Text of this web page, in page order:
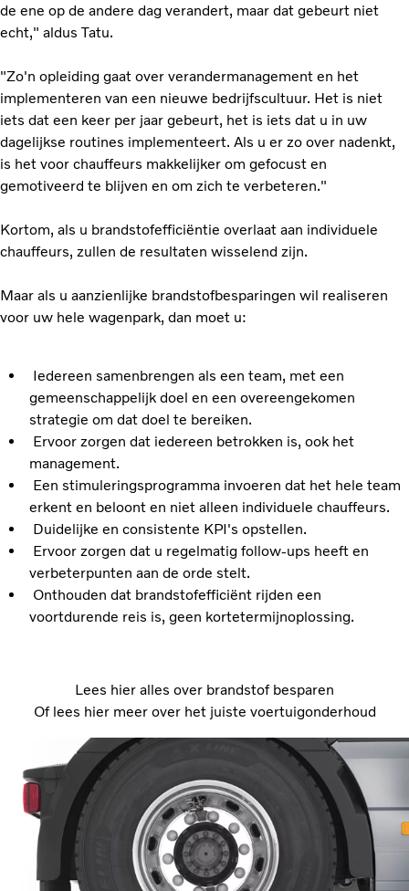
de ene op de andere dag verandert, maar dat gebeurt niet
echt," aldus Tatu.
"Zo'n opleiding gaat over verandermanagement en het
implementeren van een nieuwe bedrijfscultuur. Het is niet
iets dat een keer per jaar gebeurt, het is iets dat u in uw
dagelijkse routines implementeert. Als u er zo over nadenkt,
is het voor chauffeurs makkelijker om gefocust en
gemotiveerd te blijven en om zich te verbeteren."
Kortom, als u brandstofefficiëntie overlaat aan individuele
chauffeurs, zullen de resultaten wisselend zijn.
Maar als u aanzienlijke brandstofbesparingen wil realiseren
voor uw hele wagenpark, dan moet u:
Iedereen samenbrengen als een team, met een
gemeenschappelijk doel en een overeengekomen
strategie om dat doel te bereiken.
Ervoor zorgen dat iedereen betrokken is, ook het
management.
Een stimuleringsprogramma invoeren dat het hele team
erkent en beloont en niet alleen individuele chauffeurs.
Duidelijke en consistente KPI's opstellen.
Ervoor zorgen dat u regelmatig follow-ups heeft en
verbeterpunten aan de orde stelt.
Onthouden dat brandstofefficiënt rijden een
voortdurende reis is, geen kortetermijnoplossing.
Lees hier alles over brandstof besparen
Of lees hier meer over het juiste voertuigonderhoud